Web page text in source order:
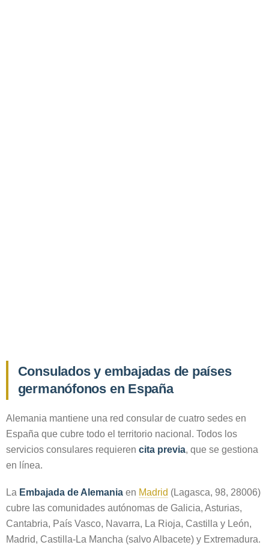
Consulados y embajadas de países
germanófonos en España
Alemania mantiene una red consular de cuatro sedes en
España que cubre todo el territorio nacional. Todos los
servicios consulares requieren cita previa, que se gestiona
en línea.
La Embajada de Alemania en Madrid (Lagasca, 98, 28006)
cubre las comunidades autónomas de Galicia, Asturias,
Cantabria, País Vasco, Navarra, La Rioja, Castilla y León,
Madrid, Castilla-La Mancha (salvo Albacete) y Extremadura.